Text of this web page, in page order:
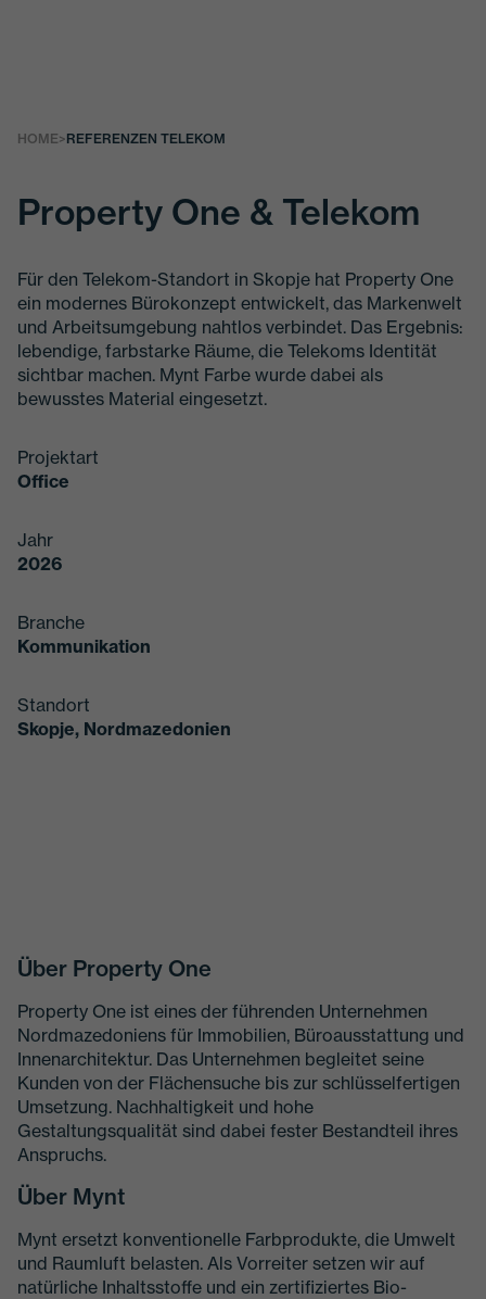
HOME>REFERENZEN TELEKOM
Property One & Telekom
Für den Telekom-Standort in Skopje hat Property One
ein modernes Bürokonzept entwickelt, das Markenwelt
und Arbeitsumgebung nahtlos verbindet. Das Ergebnis:
lebendige, farbstarke Räume, die Telekoms Identität
sichtbar machen. Mynt Farbe wurde dabei als
bewusstes Material eingesetzt.
Projektart
Office
Jahr
2026
Branche
Kommunikation
Standort
Skopje, Nordmazedonien
Über Property One
Property One ist eines der führenden Unternehmen
Nordmazedoniens für Immobilien, Büroausstattung und
Innenarchitektur. Das Unternehmen begleitet seine
Kunden von der Flächensuche bis zur schlüsselfertigen
Umsetzung. Nachhaltigkeit und hohe
Gestaltungsqualität sind dabei fester Bestandteil ihres
Anspruchs.
Über Mynt
Mynt ersetzt konventionelle Farbprodukte, die Umwelt
und Raumluft belasten. Als Vorreiter setzen wir auf
natürliche Inhaltsstoffe und ein zertifiziertes Bio-